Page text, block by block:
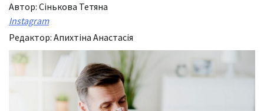
Автор: Сінькова Тетяна
Instagram
Редактор: Апихтіна Анастасія